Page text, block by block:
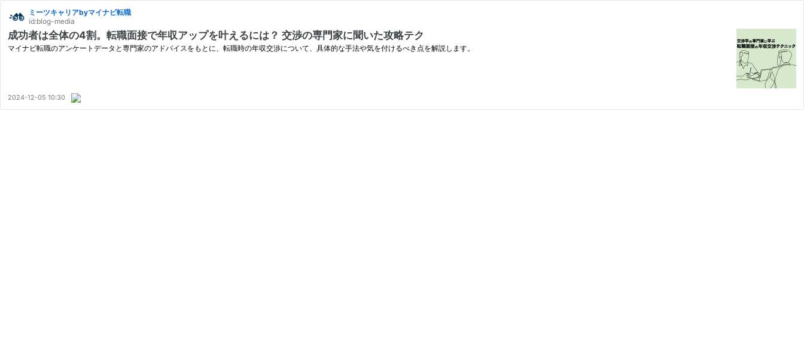
ミーツキャリアbyマイナビ転職
id:blog-media
成功者は全体の4割。転職面接で年収アップを叶えるには？ 交渉の専門家に聞いた攻略テク
マイナビ転職のアンケートデータと専門家のアドバイスをもとに、転職時の年収交渉について、具体的な手法や気を付けるべき点を解説します。
2024-12-05 10:30